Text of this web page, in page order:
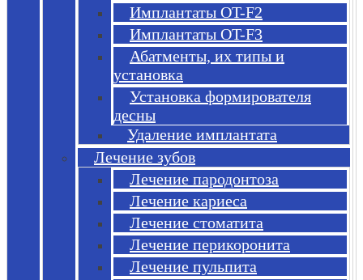
Имплантаты OT-F2
Имплантаты OT-F3
Абатменты, их типы и
установка
Установка формирователя
десны
Удаление имплантата
Лечение зубов
Лечение пародонтоза
Лечение кариеса
Лечение стоматита
Лечение перикоронита
Лечение пульпита